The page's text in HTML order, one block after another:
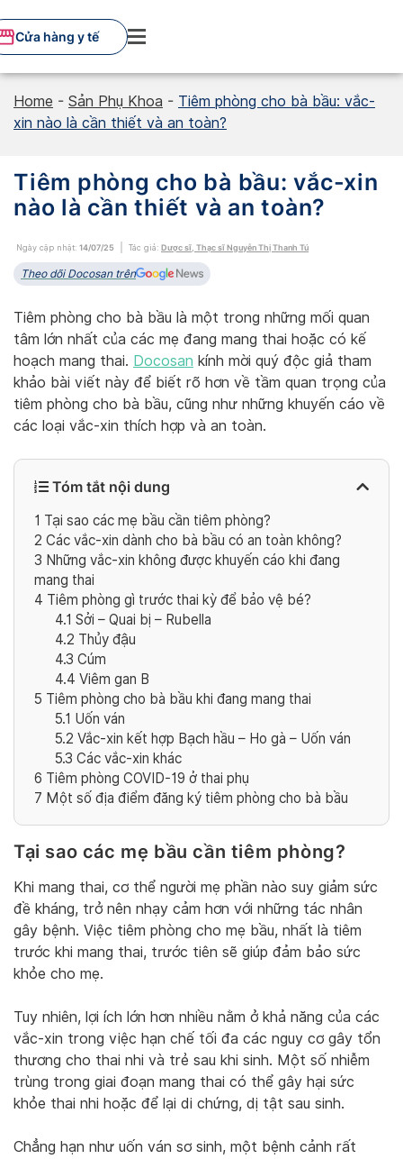
to
content
Cửa hàng y tế
Home - Sản Phụ Khoa - Tiêm phòng cho bà bầu: vắc-
xin nào là cần thiết và an toàn?
Tiêm phòng cho bà bầu: vắc-xin
nào là cần thiết và an toàn?
Ngày cập nhật: 14/07/25 Tác giả: Dược sĩ, Thạc sĩ Nguyễn Thị Thanh Tú
Theo dõi Docosan trên
Tiêm phòng cho bà bầu là một trong những mối quan
tâm lớn nhất của các mẹ đang mang thai hoặc có kế
hoạch mang thai. Docosan kính mời quý độc giả tham
khảo bài viết này để biết rõ hơn về tầm quan trọng của
tiêm phòng cho bà bầu, cũng như những khuyến cáo về
các loại vắc-xin thích hợp và an toàn.
Tóm tắt nội dung
1 Tại sao các mẹ bầu cần tiêm phòng?
2 Các vắc-xin dành cho bà bầu có an toàn không?
3 Những vắc-xin không được khuyến cáo khi đang
mang thai
4 Tiêm phòng gì trước thai kỳ để bảo vệ bé?
4.1 Sởi – Quai bị – Rubella
4.2 Thủy đậu
4.3 Cúm
4.4 Viêm gan B
5 Tiêm phòng cho bà bầu khi đang mang thai
5.1 Uốn ván
5.2 Vắc-xin kết hợp Bạch hầu – Ho gà – Uốn ván
5.3 Các vắc-xin khác
6 Tiêm phòng COVID-19 ở thai phụ
7 Một số địa điểm đăng ký tiêm phòng cho bà bầu
Tại sao các mẹ bầu cần tiêm phòng?
Khi mang thai, cơ thể người mẹ phần nào suy giảm sức
đề kháng, trở nên nhạy cảm hơn với những tác nhân
gây bệnh. Việc tiêm phòng cho mẹ bầu, nhất là tiêm
trước khi mang thai, trước tiên sẽ giúp đảm bảo sức
khỏe cho mẹ.
Tuy nhiên, lợi ích lớn hơn nhiều nằm ở khả năng của các
vắc-xin trong việc hạn chế tối đa các nguy cơ gây tổn
thương cho thai nhi và trẻ sau khi sinh. Một số nhiễm
trùng trong giai đoạn mang thai có thể gây hại sức
khỏe thai nhi hoặc để lại di chứng, dị tật sau sinh.
Chẳng hạn như uốn ván sơ sinh, một bệnh cảnh rất